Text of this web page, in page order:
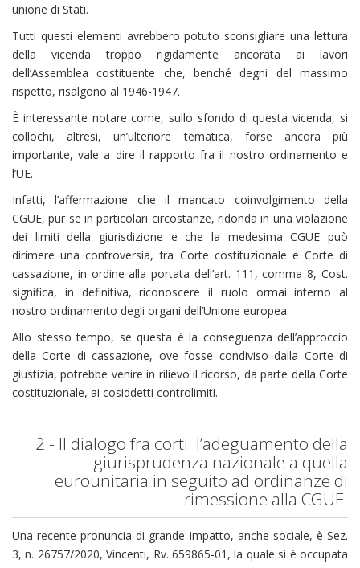
unione di Stati.
Tutti questi elementi avrebbero potuto sconsigliare una lettura
della vicenda troppo rigidamente ancorata ai lavori
dell’Assemblea costituente che, benché degni del massimo
rispetto, risalgono al 1946-1947.
È interessante notare come, sullo sfondo di questa vicenda, si
collochi, altresì, un’ulteriore tematica, forse ancora più
importante, vale a dire il rapporto fra il nostro ordinamento e
l’UE.
Infatti, l’affermazione che il mancato coinvolgimento della
CGUE, pur se in particolari circostanze, ridonda in una violazione
dei limiti della giurisdizione e che la medesima CGUE può
dirimere una controversia, fra Corte costituzionale e Corte di
cassazione, in ordine alla portata dell’art. 111, comma 8, Cost.
significa, in definitiva, riconoscere il ruolo ormai interno al
nostro ordinamento degli organi dell’Unione europea.
Allo stesso tempo, se questa è la conseguenza dell’approccio
della Corte di cassazione, ove fosse condiviso dalla Corte di
giustizia, potrebbe venire in rilievo il ricorso, da parte della Corte
costituzionale, ai cosiddetti controlimiti.
2 - Il dialogo fra corti: l’adeguamento della
giurisprudenza nazionale a quella
eurounitaria in seguito ad ordinanze di
rimessione alla CGUE.
Una recente pronuncia di grande impatto, anche sociale, è Sez.
3, n. 26757/2020, Vincenti, Rv. 659865-01, la quale si è occupata